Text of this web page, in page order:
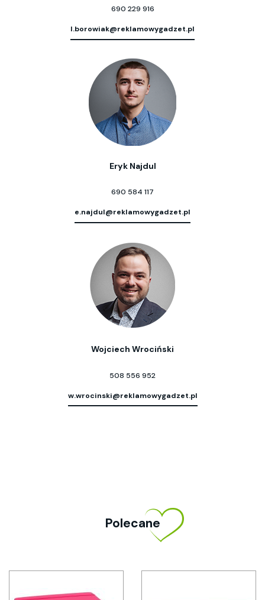
690 229 916
l.borowiak@reklamowygadzet.pl
Eryk Najdul
690 584 117
e.najdul@reklamowygadzet.pl
Wojciech Wrociński
508 556 952
w.wrocinski@reklamowygadzet.pl
Polecane